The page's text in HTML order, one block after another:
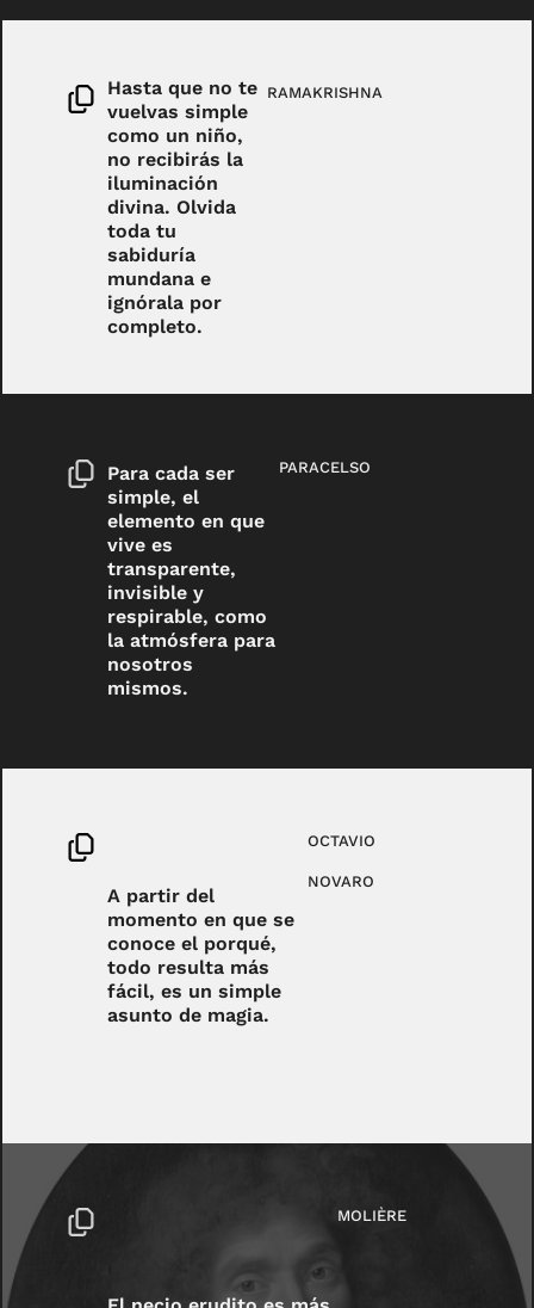
Hasta que no te
vuelvas simple
como un niño,
no recibirás la
iluminación
divina. Olvida
toda tu
sabiduría
mundana e
ignórala por
completo.
RAMAKRISHNA
Para cada ser
simple, el
elemento en que
vive es
transparente,
invisible y
respirable, como
la atmósfera para
nosotros
mismos.
PARACELSO
A partir del
momento en que se
conoce el porqué,
todo resulta más
fácil, es un simple
asunto de magia.
OCTAVIO
NOVARO
MOLIÈRE